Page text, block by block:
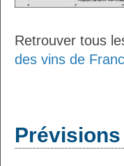
Retrouver tous
des vins de